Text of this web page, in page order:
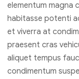
elementum magna
habitasse potenti
et viverra at
praesent cras
aliquet tempus
condimentum